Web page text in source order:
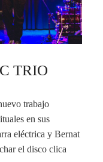
TRIO
trabajo
en sus
eléctrica y Bernat
el disco clica